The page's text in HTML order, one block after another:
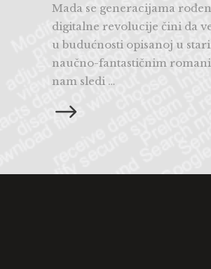
Mada se generacijama
digitalne revolucije čini da
u budućnosti opisanoj u
naučno-fantastičnim
nam sledi …